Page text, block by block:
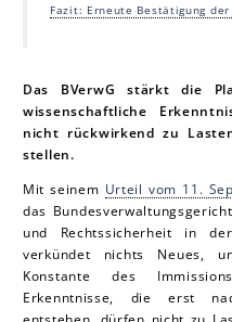
Fazit: Erneute Bestätigung
Das BVerwG stärkt die
wissenschaftliche
nicht rückwirkend zu
stellen.
Mit seinem Urteil vom 11.
das
und Rechtssicherheit in
verkündet nichts Neues,
Konstante des
Erkenntnisse, die erst